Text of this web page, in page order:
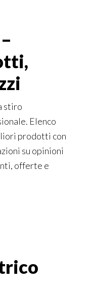
stiro
Elenco
prodotti con
su opinioni
offerte e